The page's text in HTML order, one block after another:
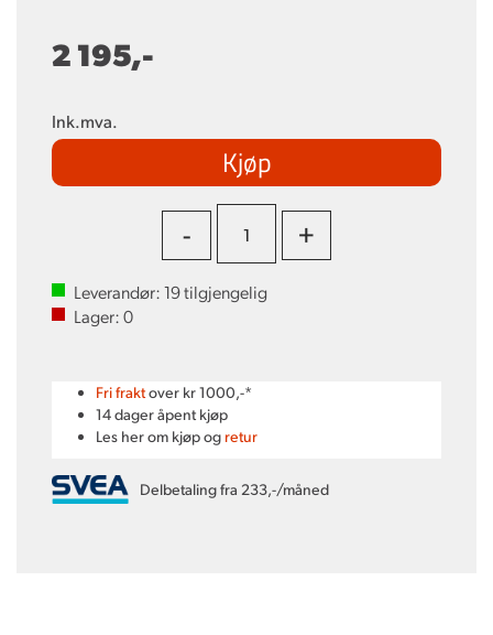
2 195,-
Ink.mva.
Kjøp
- +
Leverandør:19tilgjengelig
Lager:0
Fri fraktover kr 1000,-*
14 dager åpent kjøp
Les her om kjøp og retur
Delbetaling fra 233,-/måned